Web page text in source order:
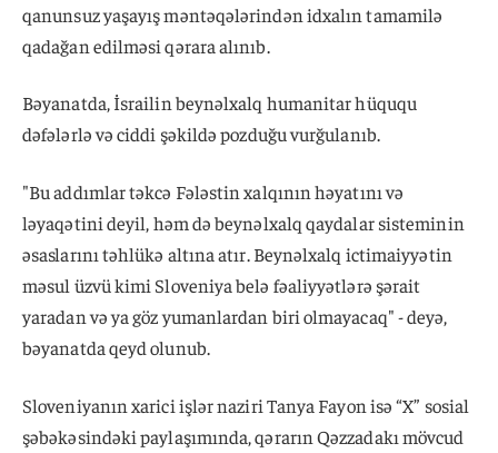
qanunsuz yaşayış məntəqələrindən idxalın tamamilə
qadağan edilməsi qərara alınıb.
Bəyanatda, İsrailin beynəlxalq humanitar hüququ
dəfələrlə və ciddi şəkildə pozduğu vurğulanıb.
"Bu addımlar təkcə Fələstin xalqının həyatını və
ləyaqətini deyil, həm də beynəlxalq qaydalar sisteminin
əsaslarını təhlükə altına atır. Beynəlxalq ictimaiyyətin
məsul üzvü kimi Sloveniya belə fəaliyyətlərə şərait
yaradan və ya göz yumanlardan biri olmayacaq" - deyə,
bəyanatda qeyd olunub.
Sloveniyanın xarici işlər naziri Tanya Fayon isə “X” sosial
şəbəkəsindəki paylaşımında, qərarın Qəzzadakı mövcud